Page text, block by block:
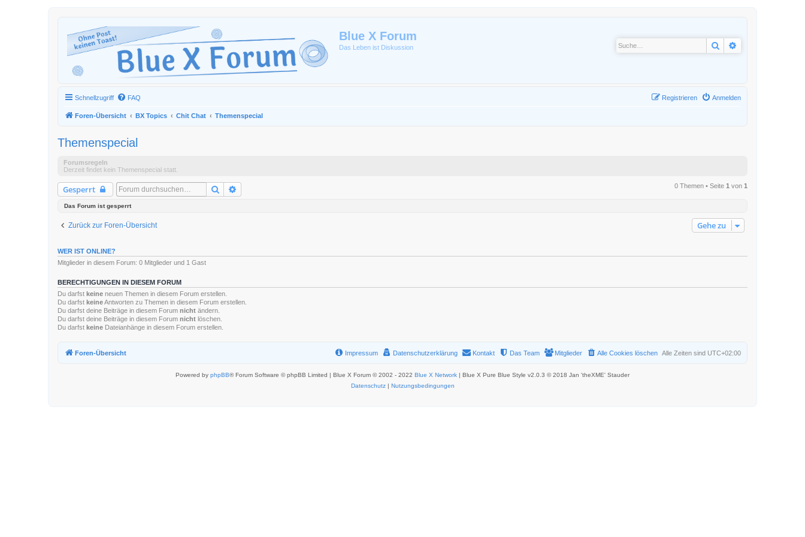
Blue X Forum
Das Leben ist Diskussion Suche
Schnellzugriff FAQ Anmelden
Registrieren
Foren-Übersicht BX Topics Chit Chat Themenspecial
Themenspecial
Forumsregeln
Derzeit findet kein Themenspecial statt.
Gesperrt Suche 0 Themen • Seite 1 von 1
Das Forum ist gesperrt
Zurück zur Foren-Übersicht Gehe zu
WER IST ONLINE?
Mitglieder in diesem Forum: 0 Mitglieder und 1 Gast
BERECHTIGUNGEN IN DIESEM FORUM
Du darfst keine neuen Themen in diesem Forum erstellen.
Du darfst keineAntworten zu Themen in diesem Forum erstellen.
Du darfst deine Beiträge in diesem Forum nicht ändern.
Du darfst deine Beiträge in diesem Forum nicht löschen.
Du darfst keine Dateianhänge in diesem Forum erstellen.
Foren-Übersicht Alle Zeiten sind UTC+02:00
Alle Cookies löschen
Mitglieder
Das Team
Kontakt
Datenschutzerklärung
Impressum
Powered by phpBB® Forum Software © phpBB Limited | Blue X Forum © 2002 - 2022 Blue X Network | Blue X Pure Blue Style v2.0.3 © 2018 Jan 'theXME' Stauder
Datenschutz| Nutzungsbedingungen